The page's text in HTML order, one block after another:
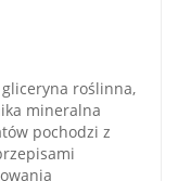
roślinna,
mineralna
pochodzi z